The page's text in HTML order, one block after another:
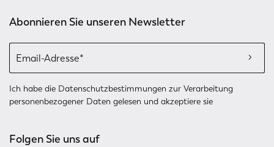
Abonnieren Sie unseren Newsletter
Ich habe die Datenschutzbestimmungen zur Verarbeitung
personenbezogener Daten gelesen und akzeptiere sie
Folgen Sie uns auf